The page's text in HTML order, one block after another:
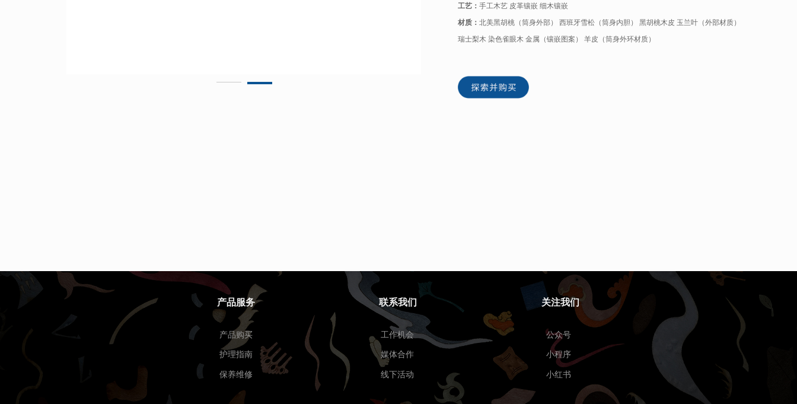
工艺： 手工木艺 皮革镶嵌 细木镶嵌
材质： 北美黑胡桃（筒身外部） 西班牙雪松（筒身内胆） 黑胡桃木皮 玉兰叶（外部材质）
瑞士梨木 染色雀眼木 金属（镶嵌图案） 羊皮（筒身外环材质）
产品服务 联系我们 关注我们
产品购买
护理指南
保养维修
公众号
小程序
小红书
工作机会
媒体合作
线下活动